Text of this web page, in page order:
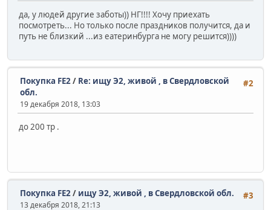
да, у людей другие заботы)) НГ!!!! Хочу приехать
посмотреть... Но только после праздников получится, да и
путь не близкий ...из еатеринбурга не могу решится))))
#2
Покупка FE2/ Re: ищу Э2, живой , в Свердловской
обл.
19 декабря 2018, 13:03
до 200 тр .
#3
Покупка FE2/ ищу Э2, живой , в Свердловской обл.
13 декабря 2018, 21:13